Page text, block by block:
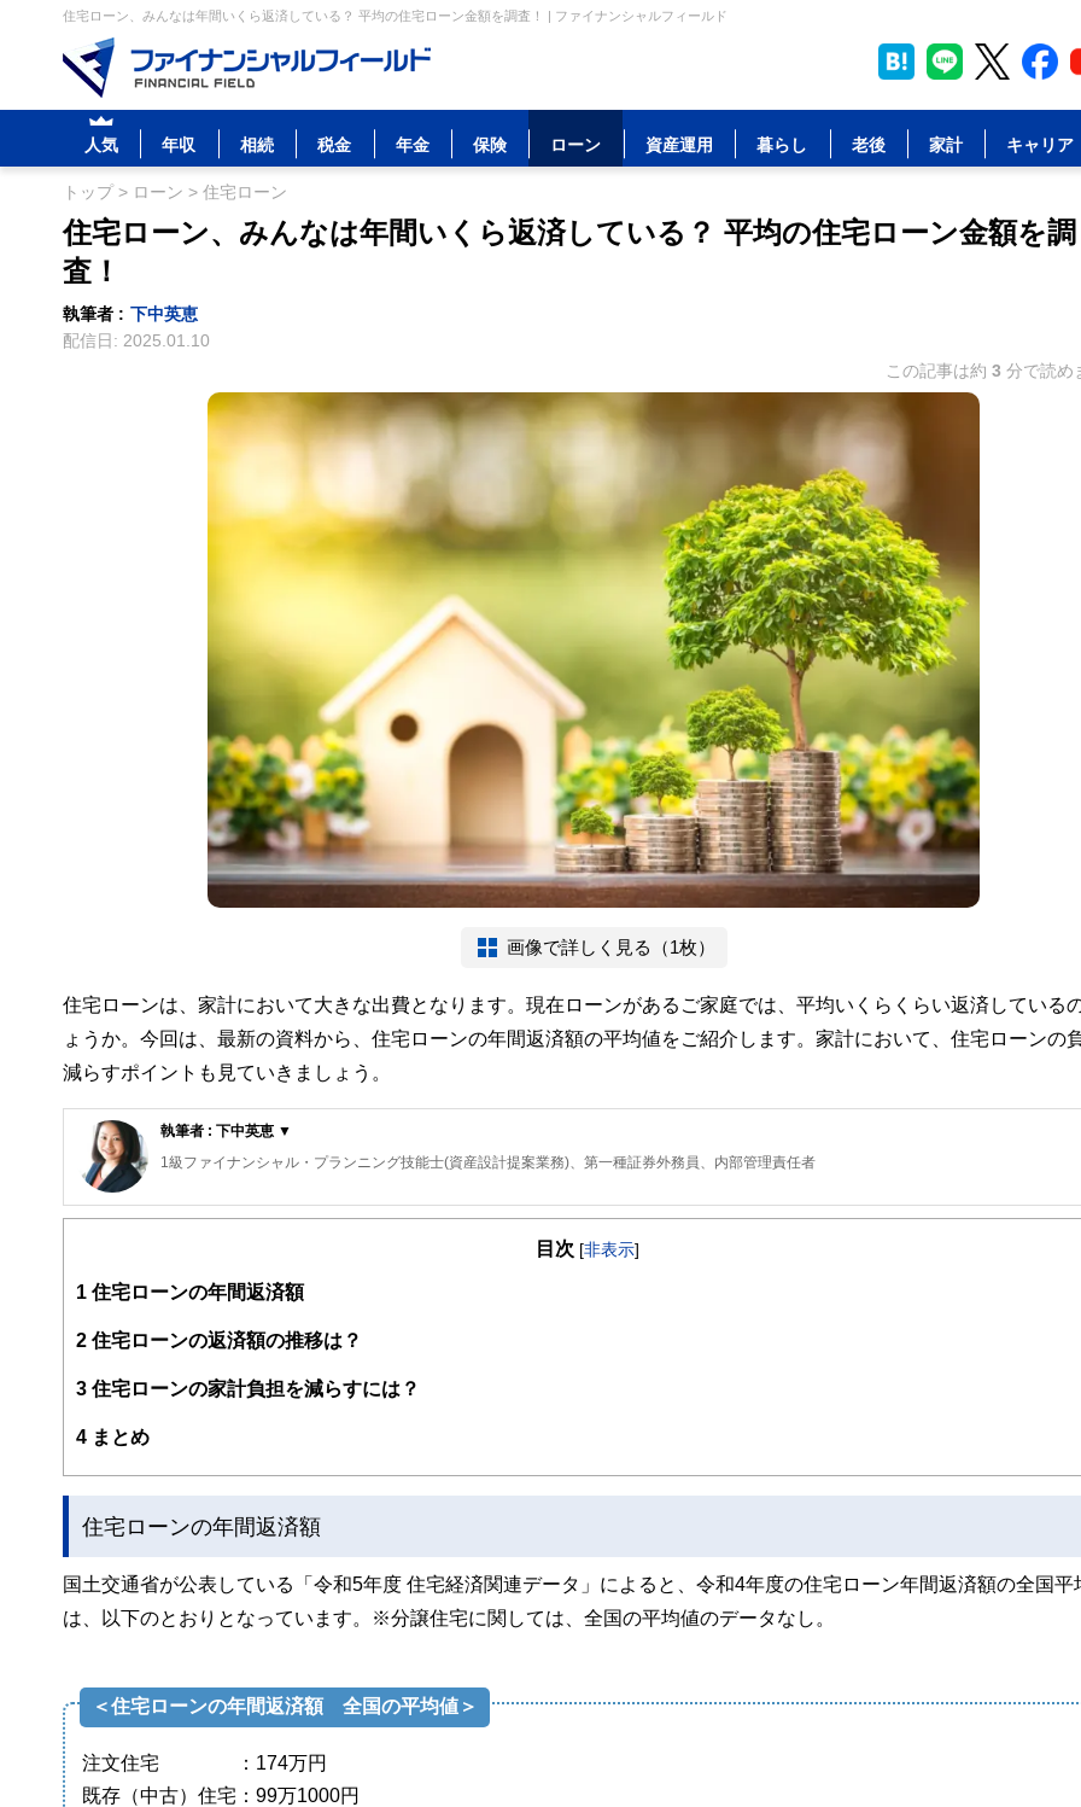
住宅ローン、みんなは年間いくら返済している？ 平均の住宅ローン金額を調査！ | ファイナンシャルフィールド
人気 年収 相続 税金 年金 保険 ローン 資産運用 暮らし 老後 家計 キャリア
トップ> ローン > 住宅ローン
住宅ローン、みんなは年間いくら返済している？ 平均の住宅ローン金額を調
査！
執筆者 : 下中英恵
配信日: 2025.01.10
この記事は約 3 分で読め
画像で詳しく見る（1枚）
住宅ローンは、家計において大きな出費となります。現在ローンがあるご家庭では、平均いくらくらい返済している
ょうか。今回は、最新の資料から、住宅ローンの年間返済額の平均値をご紹介します。家計において、住宅ローンの
減らすポイントも見ていきましょう。
執筆者 : 下中英恵 ▼
1級ファイナンシャル・プランニング技能士(資産設計提案業務)、第一種証券外務員、内部管理責任者
東京都出身。2008年慶應義塾大学商学部卒業後、三菱UFJメリルリンチPB証券株式会社に入社。
富裕層向け資産運用業務に従事した後、米国ボストンにおいて、ファイナンシャルプランナーとして活動。現在は日本東京において、資産運
http://fp.shitanaka.com/”
目次 [非表示]
1 住宅ローンの年間返済額
2 住宅ローンの返済額の推移は？
3 住宅ローンの家計負担を減らすには？
4 まとめ
住宅ローンの年間返済額
国土交通省が公表している「令和5年度 住宅経済関連データ」によると、令和4年度の住宅ローン年間返済額の全国平
は、以下のとおりとなっています。※分譲住宅に関しては、全国の平均値のデータなし。
＜住宅ローンの年間返済額 全国の平均値＞
注文住宅 ：174万円
既存（中古）住宅：99万1000円